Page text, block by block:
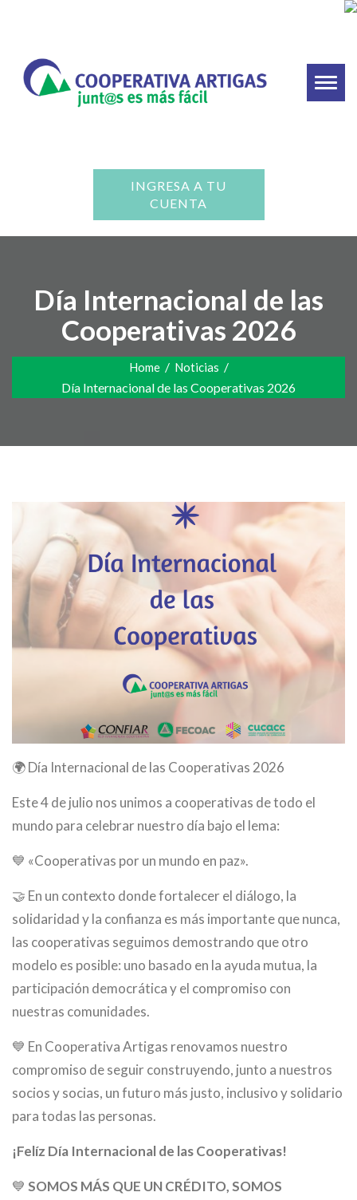
INGRESA A TU
CUENTA
Día Internacional de las
Cooperativas 2026
Home / Noticias /
Día Internacional de las Cooperativas 2026
🌍 Día Internacional de las Cooperativas 2026
Este 4 de julio nos unimos a cooperativas de todo el
mundo para celebrar nuestro día bajo el lema:
💙 «Cooperativas por un mundo en paz».
🤝 En un contexto donde fortalecer el diálogo, la
solidaridad y la confianza es más importante que nunca,
las cooperativas seguimos demostrando que otro
modelo es posible: uno basado en la ayuda mutua, la
participación democrática y el compromiso con
nuestras comunidades.
💙 En Cooperativa Artigas renovamos nuestro
compromiso de seguir construyendo, junto a nuestros
socios y socias, un futuro más justo, inclusivo y solidario
para todas las personas.
¡Felíz Día Internacional de las Cooperativas!
💙 SOMOS MÁS QUE UN CRÉDITO, SOMOS